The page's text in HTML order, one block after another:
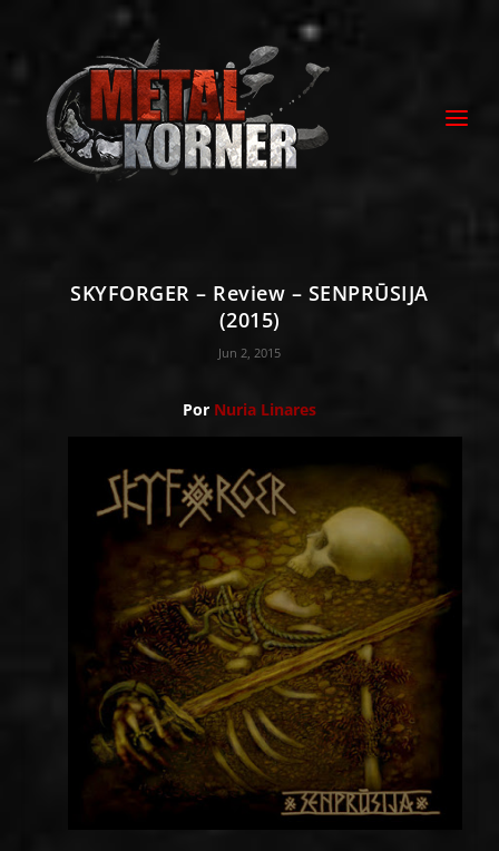
SKYFORGER – Review – SENPRŪSIJA
(2015)
Jun 2, 2015
Por Nuria Linares